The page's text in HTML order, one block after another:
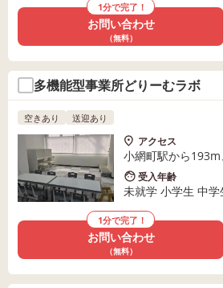
1分で完了！
お問い合わせ
（無料）
多機能型事業所どりーむラボ
空きあり 送迎あり
アクセス
小網町駅から
受入年齢
未就学 小学生 中学
1分で完了！
お問い合わせ
（無料）